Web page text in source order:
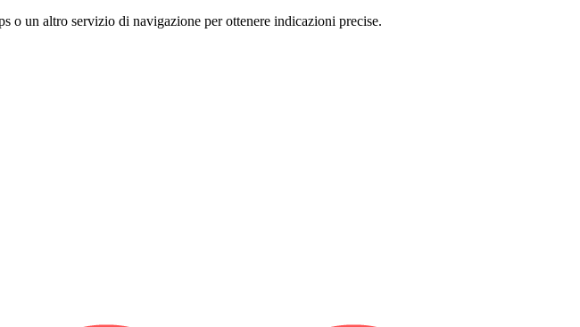
un altro servizio di navigazione per ottenere indicazioni precise.